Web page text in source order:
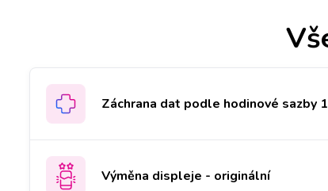
Záchrana dat podle hodinové sazby
Výměna displeje - originální